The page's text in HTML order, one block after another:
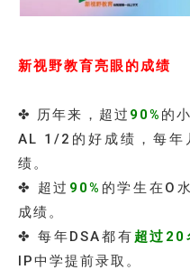
新视野教育亮眼的成绩
✤ 历年来，超过 90% 的
AL 1/2的好成绩，每年
绩。
✤ 超过 90% 的学生在O
成绩。
✤ 每年DSA都有 超过20
IP中学提前录取。